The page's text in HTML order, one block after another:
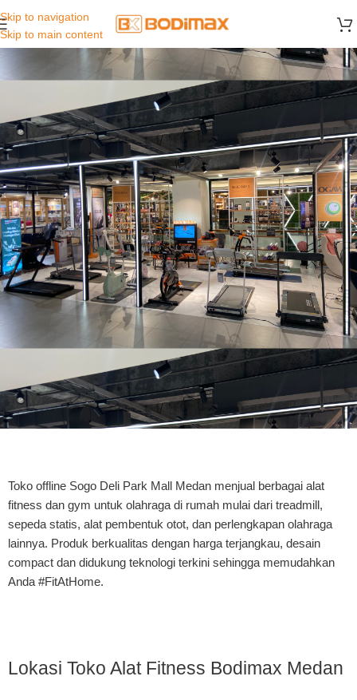
Skip to navigation
Skip to main content
Toko offline Sogo Deli Park Mall Medan menjual berbagai alat
fitness dan gym untuk olahraga di rumah mulai dari treadmill,
sepeda statis, alat pembentuk otot, dan perlengkapan olahraga
lainnya. Produk berkualitas dengan harga terjangkau, desain
compact dan didukung teknologi terkini sehingga memudahkan
Anda #FitAtHome.
Lokasi Toko Alat Fitness Bodimax Medan